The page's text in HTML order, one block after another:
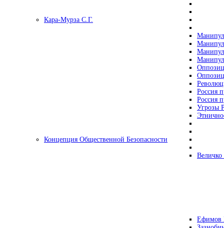
Кара-Мурза С.Г.
Россия
Россия
Угрозы
Концепция Общественной Безопасности
Ефимов